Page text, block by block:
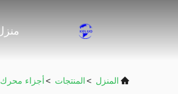
المنزل >المنتجات >أجزاء محرك